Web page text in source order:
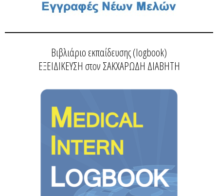
Βιβλιάριο εκπαίδευσης (logbook)
ΕΞΕΙΔΙΚΕΥΣΗ στον ΣΑΚΧΑΡΩΔΗ ΔΙΑΒΗΤΗ